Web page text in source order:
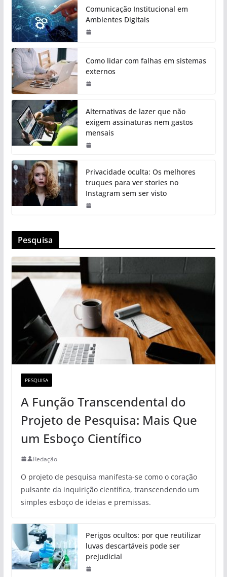
Comunicação Institucional em
Ambientes Digitais
Como lidar com falhas em sistemas
externos
Alternativas de lazer que não
exigem assinaturas nem gastos
mensais
Privacidade oculta: Os melhores
truques para ver stories no
Instagram sem ser visto
Pesquisa
PESQUISA
A Função Transcendental do
Projeto de Pesquisa: Mais Que
um Esboço Científico
Redação
O projeto de pesquisa manifesta-se como o coração
pulsante da inquirição científica, transcendendo um
simples esboço de ideias e premissas.
Perigos ocultos: por que reutilizar
luvas descartáveis pode ser
prejudicial